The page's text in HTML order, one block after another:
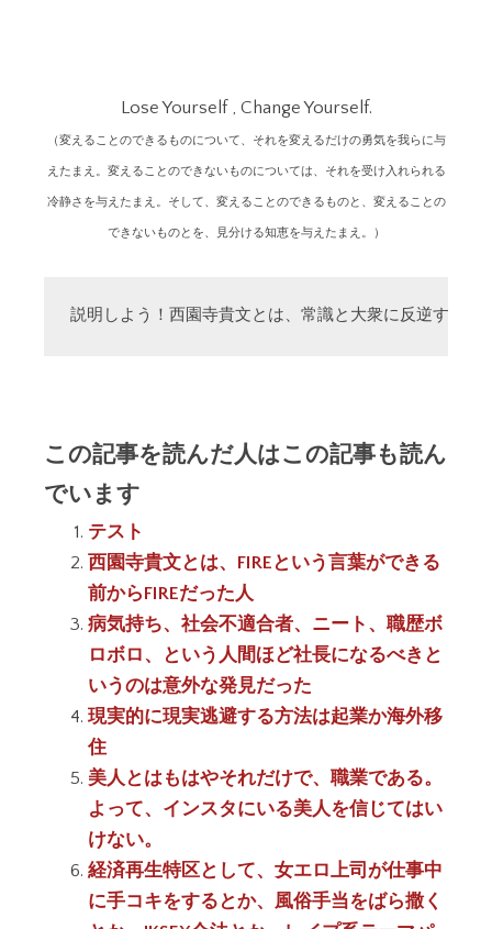
Lose Yourself , Change Yourself.
（変えることのできるものについて、それを変えるだけの勇気を我らに与
えたまえ。変えることのできないものについては、それを受け入れられる
冷静さを与えたまえ。そして、変えることのできるものと、変えることの
できないものとを、見分ける知恵を与えたまえ。）
説明しよう！西園寺貴文とは、常識と大衆に反逆する
この記事を読んだ人はこの記事も読ん
でいます
テスト
西園寺貴文とは、FIREという言葉ができる
前からFIREだった人
病気持ち、社会不適合者、ニート、職歴ボ
ロボロ、という人間ほど社長になるべきと
いうのは意外な発見だった
現実的に現実逃避する方法は起業か海外移
住
美人とはもはやそれだけで、職業である。
よって、インスタにいる美人を信じてはい
けない。
経済再生特区として、女エロ上司が仕事中
に手コキをするとか、風俗手当をばら撒く